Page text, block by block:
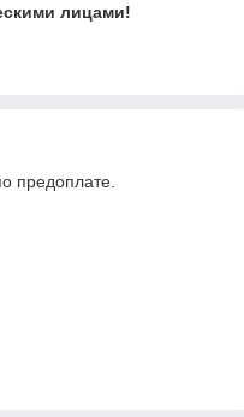
лицами!
предоплате.